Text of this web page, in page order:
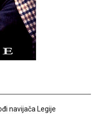
navijača Legije